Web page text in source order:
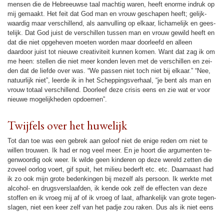
mensen die de He­breeuwse taal mach­tig waren, heeft enorme indruk op
mij gemaakt. Het feit dat God man en vrouw geschapen heeft; gelijk­
waar­dig maar ver­schil­lend, als aan­vul­ling op elkaar, licha­me­lijk en gees­
te­lijk. Dat God juist de verschillen tussen man en vrouw gewild heeft en
dat die niet opge­he­ven moeten wor­den maar doorleefd en alleen
daardoor juist tot nieuwe creativi­teit kunnen komen. Want dat zag ik om
me heen: stellen die niet meer kon­den leven met de verschillen en zei­
den dat de liefde over was. “We passen niet toch niet bij elkaar.” “Nee,
na­tuur­lijk niet”, leerde ik in het Schep­pings­ver­haal, “je bent als man en
vrouw totaal ver­schil­lend. Doorleef deze crisis eens en zie wat er voor
nieuwe moge­lijk­he­den opdoemen”.
Twijfels over het huwe­lijk
Tot dan toe was een gebrek aan geloof niet de enige reden om niet te
willen trouwen. Ik had er nog veel meer. En je hoort die argu­menten te­
gen­woor­dig ook weer. Ik wilde geen kin­de­ren op deze wereld zetten die
zoveel oorlog voert, gif spuit, het milieu bederft etc. etc. Daar­naast had
ik zo ook mijn grote beden­kingen bij mezelf als persoon. Ik werkte met
alcohol- en drugs­ver­slaaf­den, ik kende ook zelf de effecten van deze
stoffen en ik vroeg mij af of ik vroeg of laat, af­han­ke­lijk van grote tegen­
slagen, niet een keer zelf van het padje zou raken. Dus als ik niet eens